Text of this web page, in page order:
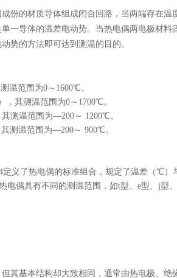
份的材质导体组成闭合回路，当两端存在
一导体的温差电动势。当热电偶两电极材
势的方法即可达到测温的目的。
温范围为0～1600℃。
，其测温范围为0～1700℃。
测温范围为—200～ 1200℃。
其测温范围为—200～ 900℃。
定义了热电偶的标准组合，规定了温差（℃）
电偶具有不同的测温范围，如t型、e型、j型
其基本结构却大致相同，通常由热电极、